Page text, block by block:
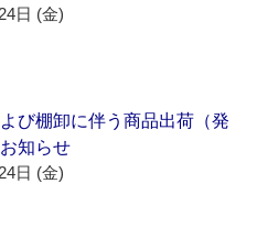
日 (金)
び棚卸に伴う商品出荷（発
知らせ
日 (金)